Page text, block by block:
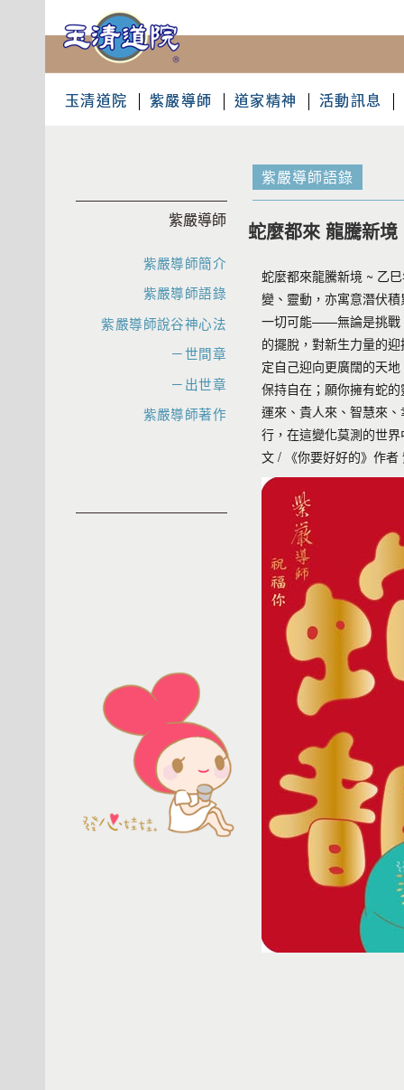
玉清道院 紫嚴導師 道家精神 活動訊息
紫嚴導師語錄
蛇麼都來 龍騰新境
蛇麼都來龍騰新境 ~ 乙
變、靈動，亦寓意潛伏
一切可能——無論是挑戰
的擺脫，對新生力量的
定自己迎向更廣闊的天
保持自在；願你擁有蛇
運來、貴人來、智慧來
行，在這變化莫測的世
文 / 《你要好好的》作
紫嚴導師
紫嚴導師簡介
紫嚴導師語錄
紫嚴導師說谷神心法
－世間章
－出世章
紫嚴導師著作